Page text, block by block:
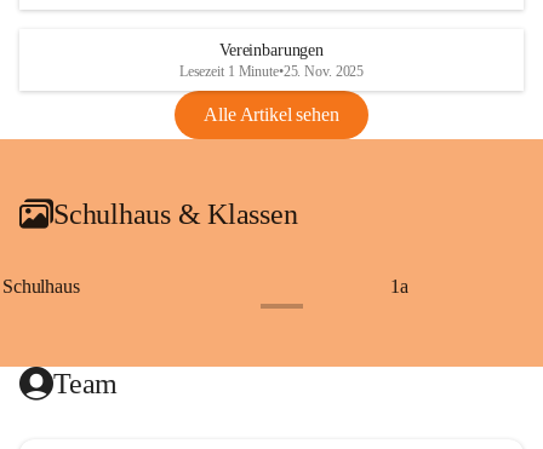
Vereinbarungen
Lesezeit 1 Minute•25. Nov. 2025
Alle Artikel sehen
Schulhaus & Klassen
Schulhaus 1a
Team